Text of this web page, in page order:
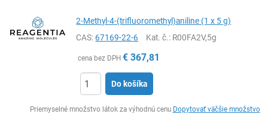
2-Methyl-4-(trifluoromethyl)aniline (1 x 5 g)
CAS:67169-22-6 Kat. č.: R00FA2V,5g
cena bez DPH € 367,81
Do košíka
Priemyselné množstvo látok za výhodnú cenu Dopytovať väčšie množstvo